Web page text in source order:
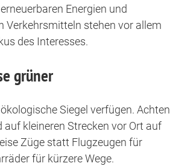
Energien und
Verkehrsmitteln stehen vor allem
des Interesses.
grüner
Siegel verfügen. Achten
auf kleineren Strecken vor Ort auf
Züge statt Flugzeugen für
für kürzere Wege.